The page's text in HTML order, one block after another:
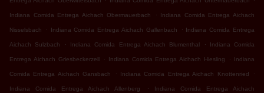
Indiana Comida Entrega Aichach Obermauerbach . Indiana Comida Entrega Aichach
Nisselsbach . Indiana Comida Entrega Aichach Gallenbach . Indiana Comida Entrega
Aichach Sulzbach . Indiana Comida Entrega Aichach Blumenthal . Indiana Comida
Entrega Aichach Griesbeckerzell . Indiana Comida Entrega Aichach Hiesling . Indiana
Comida Entrega Aichach Gansbach . Indiana Comida Entrega Aichach Knottenried .
Indiana Comida Entrega Aichach Allenberg . Indiana Comida Entrega Aichach